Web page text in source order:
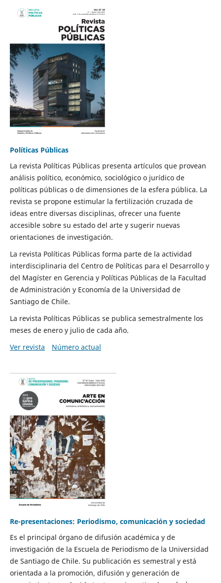
Políticas Públicas
La revista Políticas Públicas presenta artículos que provean
análisis político, económico, sociológico o jurídico de
políticas públicas o de dimensiones de la esfera pública. La
revista se propone estimular la fertilización cruzada de
ideas entre diversas disciplinas, ofrecer una fuente
accesible sobre su estado del arte y sugerir nuevas
orientaciones de investigación.
La revista Políticas Públicas forma parte de la actividad
interdisciplinaria del Centro de Políticas para el Desarrollo y
del Magíster en Gerencia y Políticas Públicas de la Facultad
de Administración y Economía de la Universidad de
Santiago de Chile.
La revista Políticas Públicas se publica semestralmente los
meses de enero y julio de cada año.
Ver revista
Número actual
Re-presentaciones: Periodismo, comunicación y sociedad
Es el principal órgano de difusión académica y de
investigación de la Escuela de Periodismo de la Universidad
de Santiago de Chile. Su publicación es semestral y está
orientada a la promoción, difusión y generación de